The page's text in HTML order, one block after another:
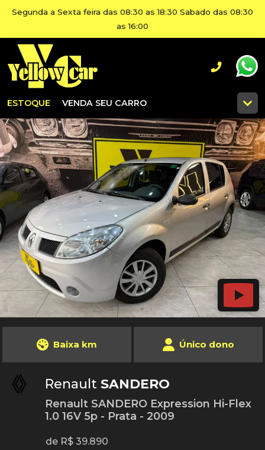
Segunda a Sexta feira das 08:30 as 18:30 Sabado das 08:30
as 16:00
ESTOQUE VENDA SEU CARRO
Baixa km Único dono
Renault SANDERO
Renault SANDERO Expression Hi-Flex
1.0 16V 5p - Prata - 2009
de R$ 39.890